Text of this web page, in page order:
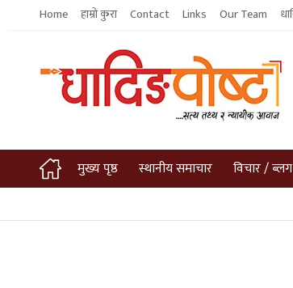
Home हाम्रो कुरा Contact Links Our Team
मुख्य पृष्ठ स्थानीय समाचार विचार / ब्लग